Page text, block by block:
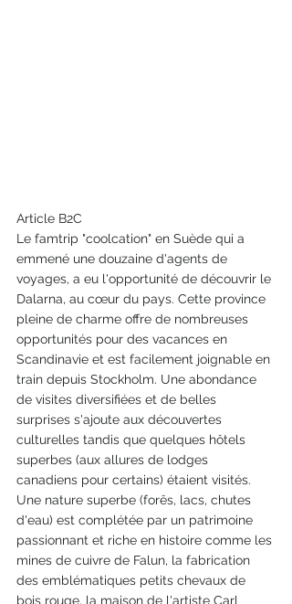
Article B2C
Le famtrip "coolcation" en Suède qui a
emmené une douzaine d'agents de
voyages, a eu l'opportunité de découvrir le
Dalarna, au cœur du pays. Cette province
pleine de charme offre de nombreuses
opportunités pour des vacances en
Scandinavie et est facilement joignable en
train depuis Stockholm. Une abondance
de visites diversifiées et de belles
surprises s'ajoute aux découvertes
culturelles tandis que quelques hôtels
superbes (aux allures de lodges
canadiens pour certains) étaient visités.
Une nature superbe (forês, lacs, chutes
d'eau) est complétée par un patrimoine
passionnant et riche en histoire comme les
mines de cuivre de Falun, la fabrication
des emblématiques petits chevaux de
bois rouge, la maison de l'artiste Carl